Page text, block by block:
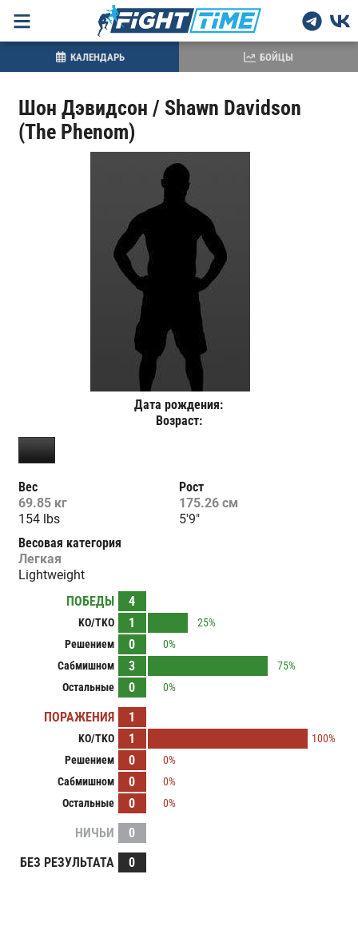
Шон Дэвидсон / Shawn Davidson
(The Phenom)
Дата рождения:
Возраст:
Вес
69.85 кг
154 lbs
Рост
175.26 см
5'9"
Весовая категория
Легкая
Lightweight
ПОБЕДЫ
4
KO/TKO 1
25%
Решением
0
0%
Сабмишном
3
75%
Остальные
0 0%
ПОРАЖЕНИЯ 1
KO/TKO 1
100%
Решением
0
0%
Сабмишном
0
0%
Остальные
0 0%
НИЧЬИ
0
БЕЗ РЕЗУЛЬТАТА
0
КАЛЕНДАРЬ БОЙЦЫ